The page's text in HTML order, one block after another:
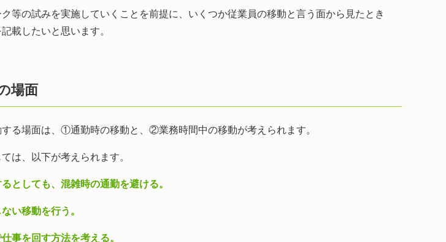
等の試みを実施していくことを前提に、いくつか従業員の移動と言う面から見たとき
載したいと思います。
場面
る場面は、①通勤時の移動と、②業務時間中の移動が考えられます。
、以下が考えられます。
しても、混雑時の通勤を避ける。
移動を行う。
を回す方法を考える。